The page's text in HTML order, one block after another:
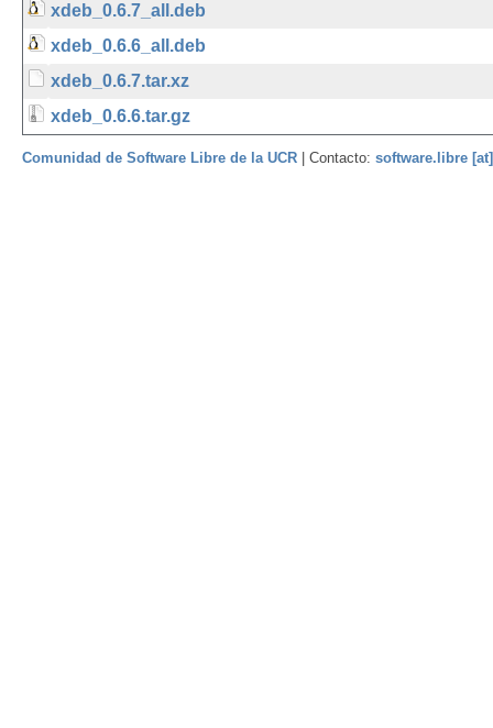
xdeb_0.6.7_all.deb
xdeb_0.6.6_all.deb
xdeb_0.6.7.tar.xz
xdeb_0.6.6.tar.gz
Comunidad de Software Libre de la UCR | Contacto: software.libre